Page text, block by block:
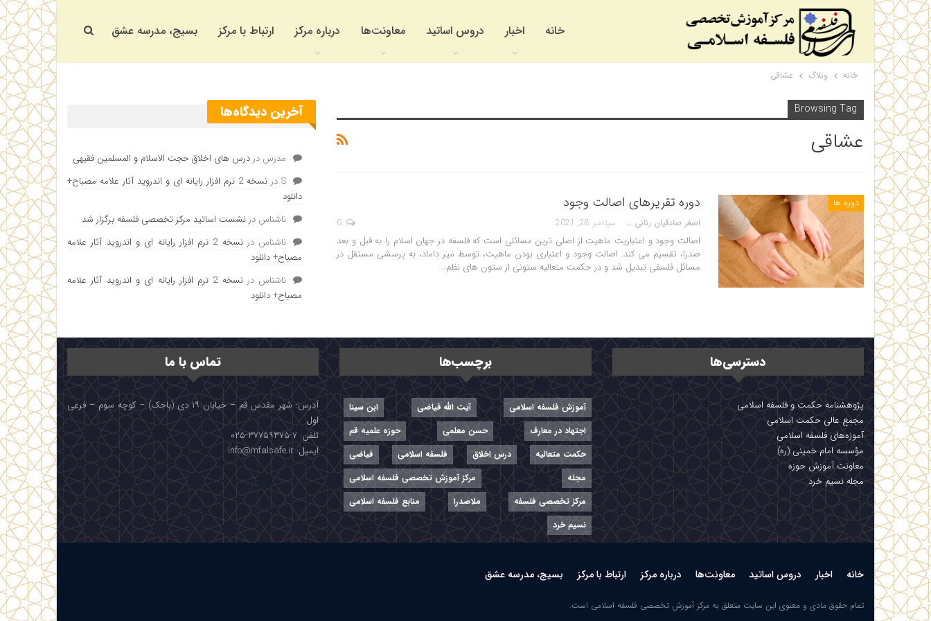
خانه اخبار دروس اساتید معاونت‌ها درباره مرکز ارتباط با مرکز بسیج، مدرسه عشق
خانه وبلاگ عشاقی
Browsing Tag
عشاقی
دوره ها دوره تقریرهای اصالت وجود
اصغر صادقیان رنانی سپتامبر 28, 2021
اصالت وجود و اعتباریت ماهیت از اصلی ترین مسائلی است که فلسفه در جهان اسلام را به قبل و بعد
صدرا، تقسیم می کند. اصالت وجود و اعتباری بودن ماهیت، توسط میر داماد، به پرسشی مستقل در
مسائل فلسفی تبدیل شد و در حکمت متعالیه ستونی از ستون های نظم…
آخرین دیدگاه‌ها
مدرس در درس های اخلاق حجت الاسلام و المسلمین فقیهی
Sدر
نسخه 2 نرم افزار رایانه ای و اندروید آثار علامه مصباح+
دانلود
ناشناس در نشست اساتید مرکز تخصصی فلسفه برگزار شد
ناشناس در
نسخه 2 نرم افزار رایانه ای و اندروید آثار علامه
مصباح+ دانلود
ناشناس در
نسخه 2 نرم افزار رایانه ای و اندروید آثار علامه
مصباح+ دانلود
دسترسی‌ها
پژوهشنامه حکمت و فلسفه اسلامی
مجمع عالی حکمت اسلامی
آموزه‌های فلسفه اسلامی
مؤسسه امام خمینی (ره)
معاونت آموزش حوزه
مجله نسیم خرد
برچسب‌ها
آموزش فلسفه اسلامی آیت الله فیاضی
ابن سینا
اجتهاد در معارف
حسن معلمی
حوزه علمیه قم
حکمت متعالیه
درس اخلاق فلسفه اسلامی
فیاضی
مجله
مرکز آموزش تخصصی فلسفه اسلامی
مرکز تخصصی فلسفه
ملاصدرا
منابع فلسفه اسلامی
نسیم خرد
تماس با ما
آدرس: شهر مقدس قم – خیابان ۱۹ دی (باجک) – کوچه سوم – فرعی
اول
تلفن: ۷-۳۷۷۵۹۳۷۵-۰۲۵
ایمیل: info@mfalsafe.ir
خانه اخبار دروس اساتید معاونت‌ها درباره مرکز ارتباط با مرکز بسیج، مدرسه عشق
تمام حقوق مادی و معنوی این سایت متعلق به مرکز آموزش تخصصی فلسفه اسلامی است.